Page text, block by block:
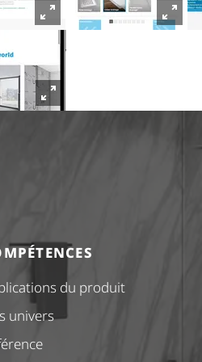
du produit
univers